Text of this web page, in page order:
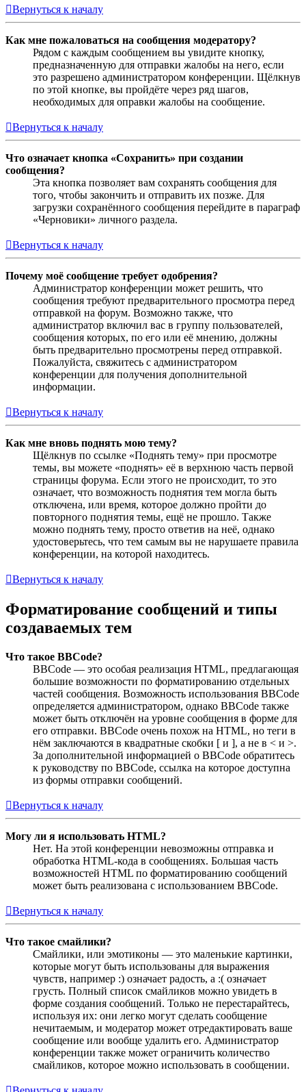
Вернуться к началу
Как мне пожаловаться на сообщения модератору?
Рядом с каждым сообщением вы увидите кнопку,
предназначенную для отправки жалобы на него, если
это разрешено администратором конференции. Щёлкнув
по этой кнопке, вы пройдёте через ряд шагов,
необходимых для оправки жалобы на сообщение.
Вернуться к началу
Что означает кнопка «Сохранить» при создании
сообщения?
Эта кнопка позволяет вам сохранять сообщения для
того, чтобы закончить и отправить их позже. Для
загрузки сохранённого сообщения перейдите в параграф
«Черновики» личного раздела.
Вернуться к началу
Почему моё сообщение требует одобрения?
Администратор конференции может решить, что
сообщения требуют предварительного просмотра перед
отправкой на форум. Возможно также, что
администратор включил вас в группу пользователей,
сообщения которых, по его или её мнению, должны
быть предварительно просмотрены перед отправкой.
Пожалуйста, свяжитесь с администратором
конференции для получения дополнительной
информации.
Вернуться к началу
Как мне вновь поднять мою тему?
Щёлкнув по ссылке «Поднять тему» при просмотре
темы, вы можете «поднять» её в верхнюю часть первой
страницы форума. Если этого не происходит, то это
означает, что возможность поднятия тем могла быть
отключена, или время, которое должно пройти до
повторного поднятия темы, ещё не прошло. Также
можно поднять тему, просто ответив на неё, однако
удостоверьтесь, что тем самым вы не нарушаете правила
конференции, на которой находитесь.
Вернуться к началу
Форматирование сообщений и типы
создаваемых тем
Что такое BBCode?
BBCode — это особая реализация HTML, предлагающая
большие возможности по форматированию отдельных
частей сообщения. Возможность использования BBCode
определяется администратором, однако BBCode также
может быть отключён на уровне сообщения в форме для
его отправки. BBCode очень похож на HTML, но теги в
нём заключаются в квадратные скобки [ и ], а не в < и >.
За дополнительной информацией о BBCode обратитесь
к руководству по BBCode, ссылка на которое доступна
из формы отправки сообщений.
Вернуться к началу
Могу ли я использовать HTML?
Нет. На этой конференции невозможны отправка и
обработка HTML-кода в сообщениях. Большая часть
возможностей HTML по форматированию сообщений
может быть реализована с использованием BBCode.
Вернуться к началу
Что такое смайлики?
Смайлики, или эмотиконы — это маленькие картинки,
которые могут быть использованы для выражения
чувств, например :) означает радость, а :( означает
грусть. Полный список смайликов можно увидеть в
форме создания сообщений. Только не перестарайтесь,
используя их: они легко могут сделать сообщение
нечитаемым, и модератор может отредактировать ваше
сообщение или вообще удалить его. Администратор
конференции также может ограничить количество
смайликов, которое можно использовать в сообщении.